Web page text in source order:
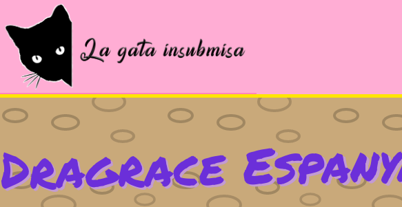
contenido
Dragrace